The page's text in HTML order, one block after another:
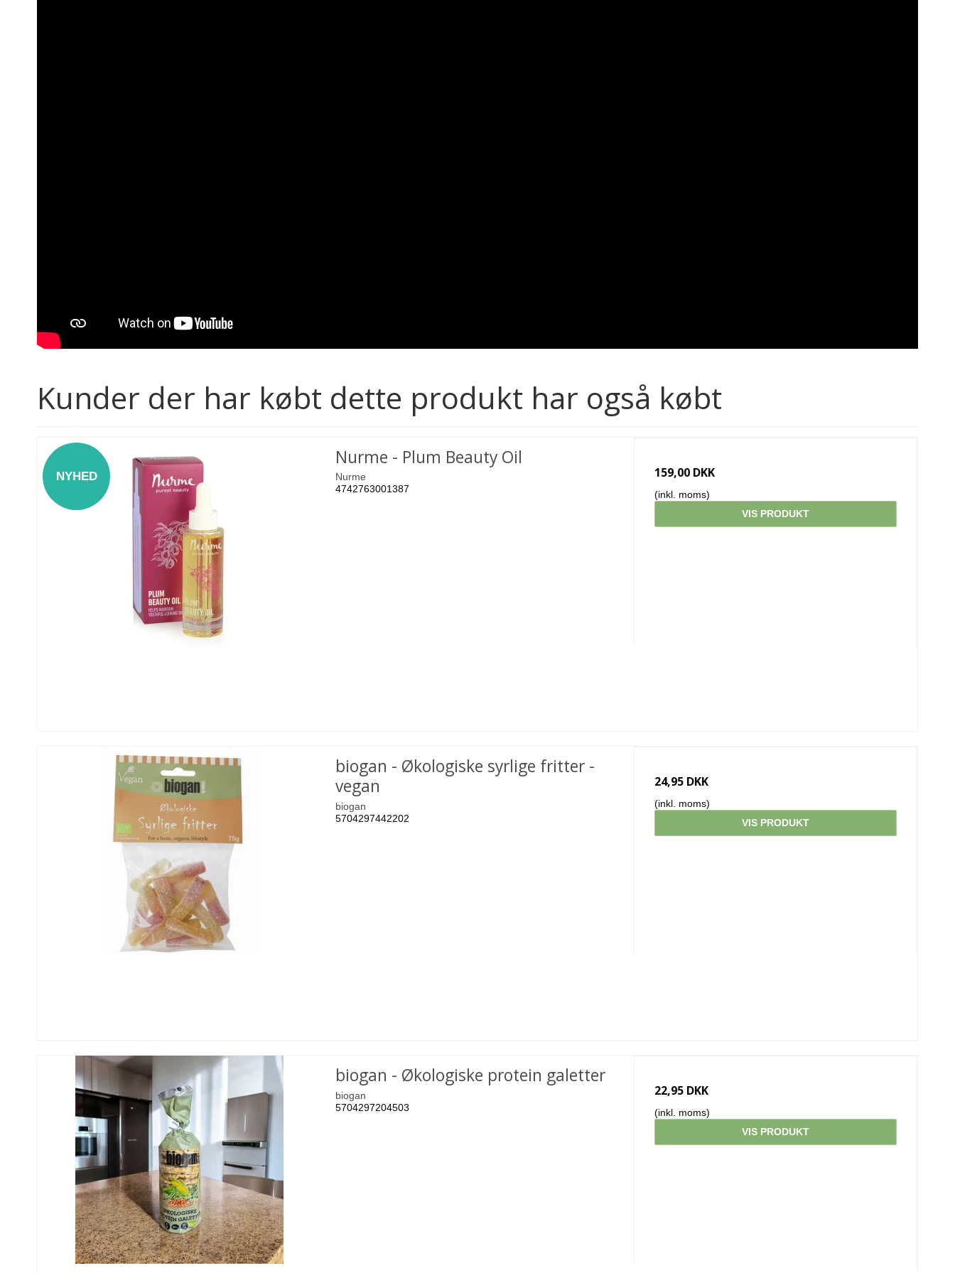
Kunder der har købt dette produkt har også købt
NYHED
Nurme - Plum Beauty Oil
Nurme
4742763001387
159,00 DKK
(inkl. moms)
VIS PRODUKT
biogan - Økologiske syrlige fritter -
vegan
biogan
5704297442202
24,95 DKK
(inkl. moms)
VIS PRODUKT
biogan - Økologiske protein galetter
biogan
5704297204503
22,95 DKK
(inkl. moms)
VIS PRODUKT